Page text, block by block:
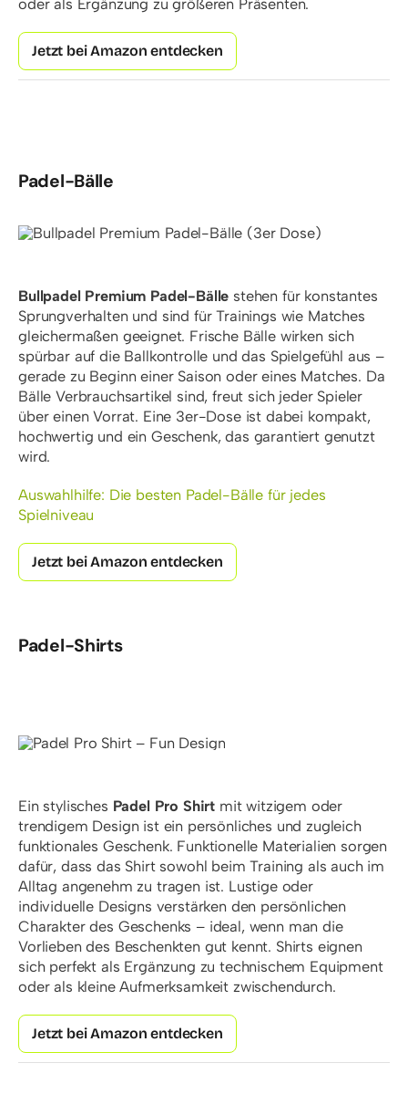
Jetzt bei Amazon entdecken
Padel-Bälle
Bullpadel Premium Padel-Bälle stehen für konstantes
Sprungverhalten und sind für Trainings wie Matches
gleichermaßen geeignet. Frische Bälle wirken sich
spürbar auf die Ballkontrolle und das Spielgefühl aus –
gerade zu Beginn einer Saison oder eines Matches. Da
Bälle Verbrauchsartikel sind, freut sich jeder Spieler
über einen Vorrat. Eine 3er-Dose ist dabei kompakt,
hochwertig und ein Geschenk, das garantiert genutzt
wird.
Auswahlhilfe: Die besten Padel-Bälle für jedes
Spielniveau
Jetzt bei Amazon entdecken
Padel-Shirts
Ein stylisches Padel Pro Shirt mit witzigem oder
trendigem Design ist ein persönliches und zugleich
funktionales Geschenk. Funktionelle Materialien sorgen
dafür, dass das Shirt sowohl beim Training als auch im
Alltag angenehm zu tragen ist. Lustige oder
individuelle Designs verstärken den persönlichen
Charakter des Geschenks – ideal, wenn man die
Vorlieben des Beschenkten gut kennt. Shirts eignen
sich perfekt als Ergänzung zu technischem Equipment
oder als kleine Aufmerksamkeit zwischendurch.
Jetzt bei Amazon entdecken